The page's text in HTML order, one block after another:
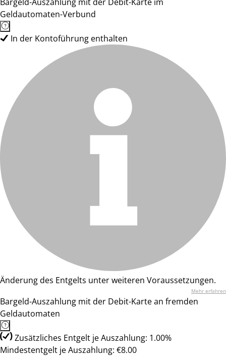
Geldautomaten-Verbund
In der Kontoführung enthalten
Änderung des Entgelts unter weiteren Voraussetzungen.
Mehr erfahren
Bargeld-Auszahlung mit der Debit-Karte an fremden
Geldautomaten
Zusätzliches Entgelt je Auszahlung: 1.00%
Mindestentgelt je Auszahlung: €8.00